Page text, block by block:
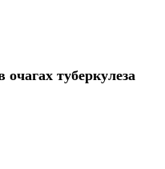
туберкулеза